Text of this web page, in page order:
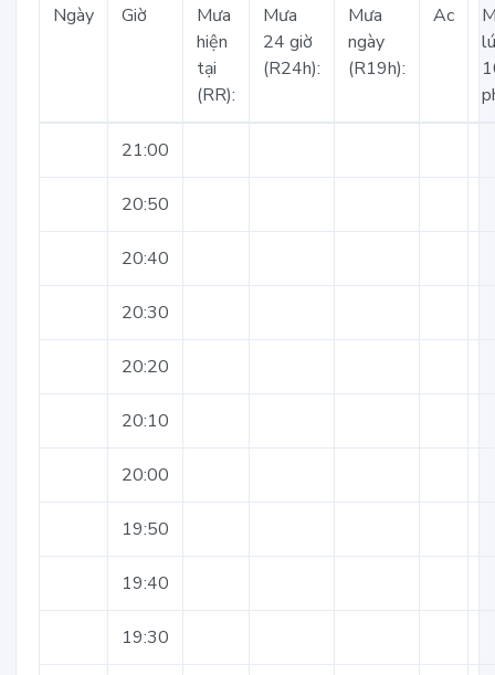
Ngày Giờ
Mưa
hiện
tại
(RR):
Mưa
24 giờ
(R24h):
Mưa
ngày
(R19h):
Ac
21:00
20:50
20:40
20:30
20:20
20:10
20:00
19:50
19:40
19:30